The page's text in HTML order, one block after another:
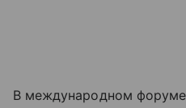
В международном